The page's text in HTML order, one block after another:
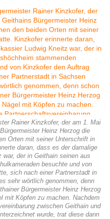
Rainer Kinzkofer, der am 1. Mai
Heinz Herzog die
Orten mit seiner Unterschrift in
daran, dass es der damalige
der in Geithain seinen aus
besuchte und von
sich nach einer Partnerstadt in
sehr wörtlich genommen, denn
Bürgermeister Heinz Herzog
mit Köpfen zu machen. Nachdem
zwischen Geithain und
wurde, trat diese dann